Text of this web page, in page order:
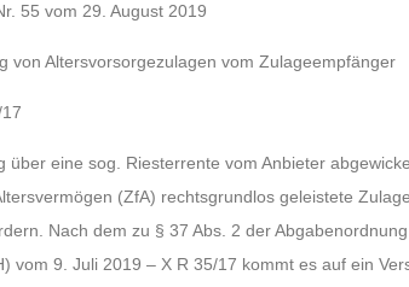
55 vom 29. August 2019
von Altersvorsorgezulagen vom Zulageempfänger
über eine sog. Riesterrente vom Anbieter
(ZfA) rechtsgrundlos geleistete
Nach dem zu § 37 Abs. 2 der
vom 9. Juli 2019 – X R 35/17 kommt es auf ein